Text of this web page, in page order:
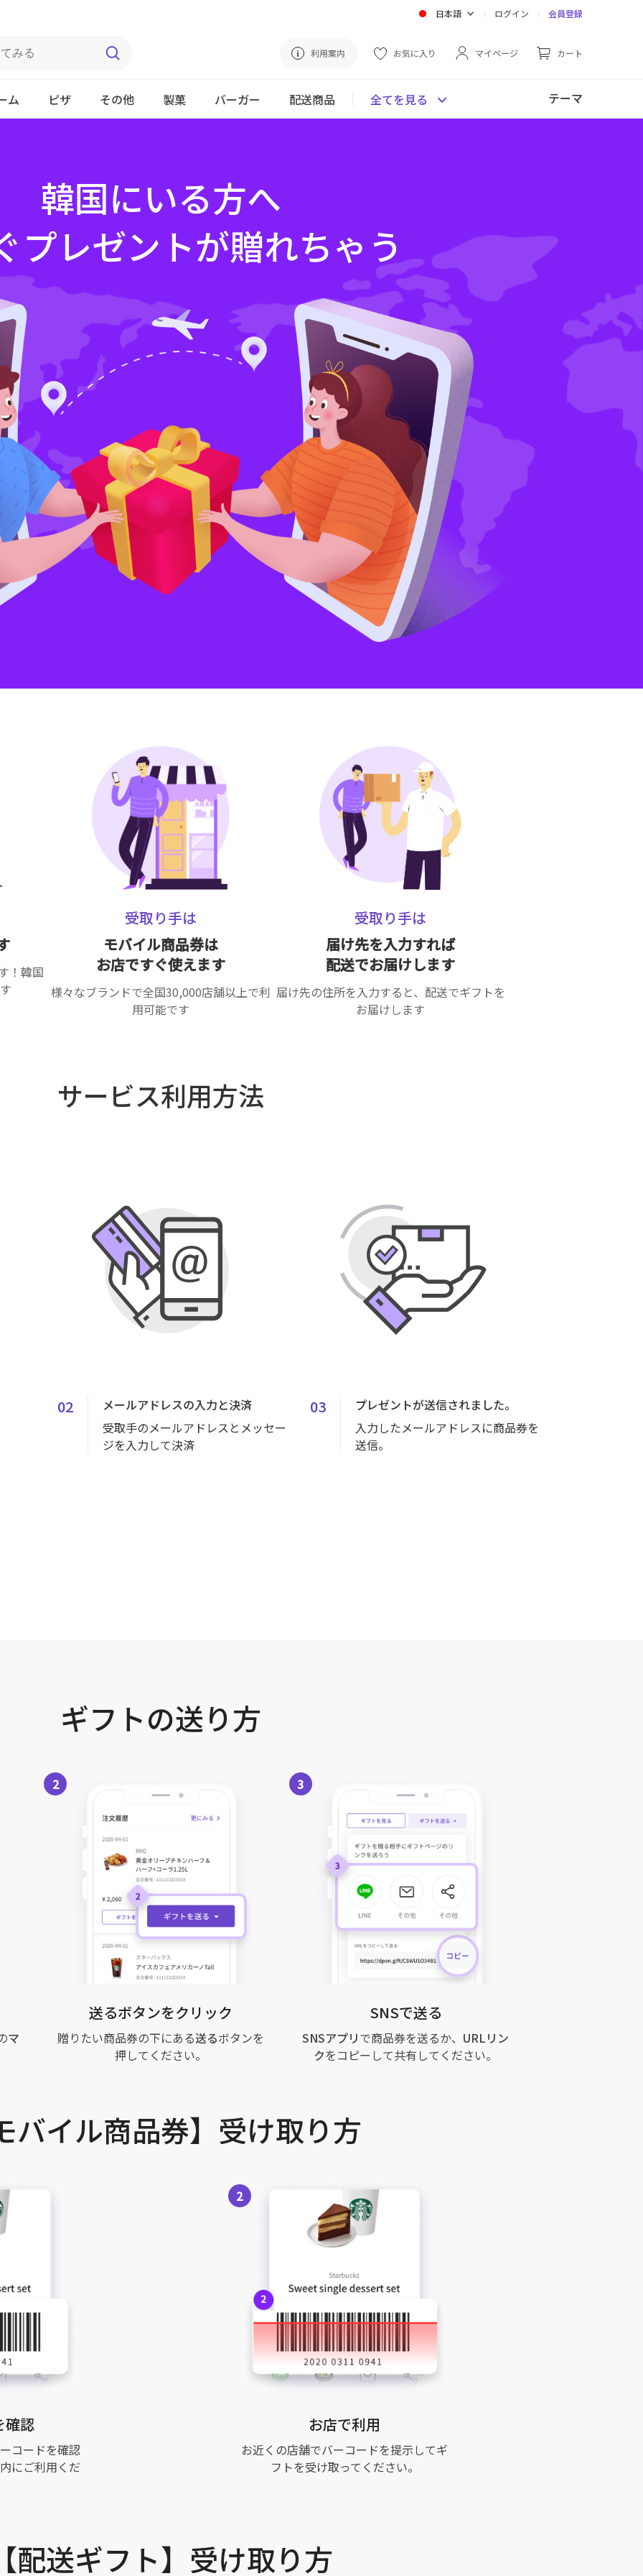
日本語 ログイン 会員登録
利用案内 お気に入り マイページ カート
ム ピザ その他 製菓 バーガー 配送商品 全てを見る テーマ
韓国にいる方へ
プレゼントが贈れちゃう
！韓国
受取り手は
モバイル商品券は
お店ですぐ使えます
様々なブランドで全国30,000店舗以上で利
用可能です
受取り手は
届け先を入力すれば
配送でお届けします
届け先の住所を入力すると、配送でギフトを
お届けします
サービス利用方法
02
メールアドレスの入力と決済
受取手のメールアドレスとメッセー
ジを入力して決済
03
プレゼントが送信されました。
入力したメールアドレスに商品券を
送信。
ギフトの送り方
マ
2
送るボタンをクリック
贈りたい商品券の下にある送るボタンを
押してください。
3
SNSで送る
SNSアプリで商品券を送るか、 URLリン
クをコピーして共有してください。
バイル商品券】受け取り方
確認
コードを確認
にご利用くだ
2
お店で利用
お近くの店舗でバーコードを提示してギ
フトを受け取ってください。
配送ギフト】受け取り方